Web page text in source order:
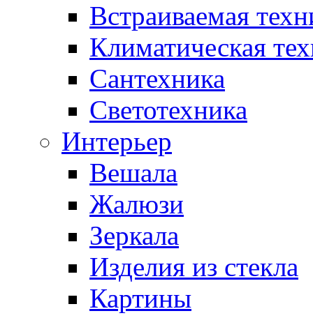
Встраиваемая
Климатическая
Сантехника
Светотехника
Интерьер
Вешала
Жалюзи
Зеркала
Изделия из стекла
Картины